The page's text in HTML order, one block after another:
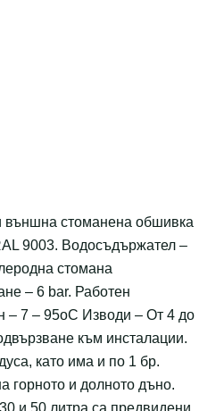
външна стоманена обшивка
9003. Водосъдържател –
стомана
– 6 bar. Работен
– 7 – 95оС Изводи – От 4 до
към инсталации.
като има и по 1 бр.
горното и долното дъно.